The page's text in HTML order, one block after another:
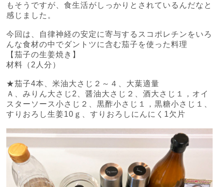
もそうですが、食生活がしっかりとされているんだなと
感じました。
今回は、自律神経の安定に寄与するスコポレチンをいろ
んな食材の中でダントツに含む茄子を使った料理
【茄子の生姜焼き】
材料（ 2 人分）
★茄子4本、米油大さじ２～４、大葉適量
Ａ、みりん大さじ 2
、醤油大さじ２、酒大さじ１，オイ
スターソース小さじ２、黒酢小さじ１，黒糖小さじ１、
すりおろし生姜10 ｇ、すりおろしにんにく 1欠片